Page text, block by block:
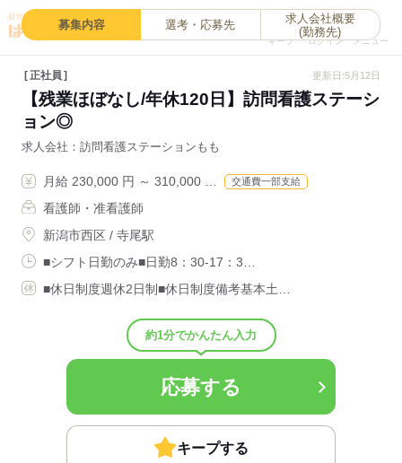
キープ
0
ログイン メニュー
募集内容 選考・応募先
求人会社概要
(勤務先)
正社員 更新日:5月12日
【残業ほぼなし/年休120日】訪問看護ステーシ
ョン◎
求人会社 訪問看護ステーションもも
月給 230,000 円 ～ 310,000 … 交通費一部支給
看護師・准看護師
新潟市西区 / 寺尾駅
■シフト日勤のみ■日勤8：30-17：3…
■休日制度週休2日制■休日制度備考基本土…
約1分でかんたん入力
応募する
キープする